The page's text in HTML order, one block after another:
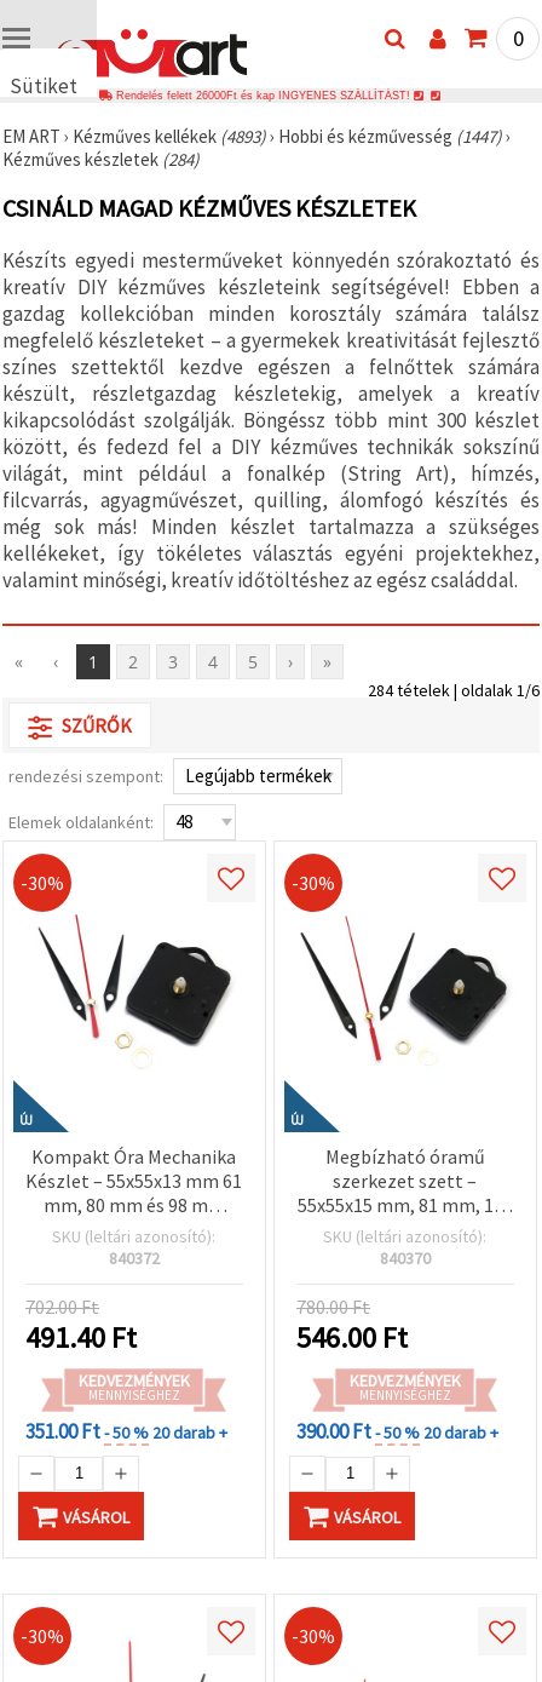
Sütiket
🍪 Cookie-
kat és
technológiákat
használunk
érdekében,
hogy
biztosítsuk
a weboldal
megfelelő
működését,
javítsuk az
Ön
felhasználói
élményét,
és az Ön
hozzájárulásával
elemezzük
a
forgalmat,
valamint
relevánsabb
tartalmat
hirdetéseket
jelenítsünk
meg,
marketingpartnereink
segítségével
elfogadása"
gombra
kattintva
elfogadhatja
az összes
sütit, vagy
Beállításokban
megadhatja
preferenciáit
kiválasztásával
"Mentés"
gombra
kattintva.
Fogadja
el
mindet
Beállítások
0
Rendelés felett 26000Ft és kap INGYENES SZÁLLÍTÁST!
EM ART › Kézműves kellékek (4893)› Hobbi és kézművesség (1447)›
Kézműves készletek (284)
CSINÁLD MAGAD KÉZMŰVES KÉSZLETEK
Készíts egyedi mesterműveket könnyedén szórakoztató és
kreatív DIY kézműves készleteink segítségével! Ebben a
gazdag kollekcióban minden korosztály számára találsz
megfelelő készleteket – a gyermekek kreativitását fejlesztő
színes szettektől kezdve egészen a felnőttek számára
készült, részletgazdag készletekig, amelyek a kreatív
kikapcsolódást szolgálják. Böngéssz több mint 300 készlet
között, és fedezd fel a DIY kézműves technikák sokszínű
világát, mint például a fonalkép (String Art), hímzés,
filcvarrás, agyagművészet, quilling, álomfogó készítés és
még sok más! Minden készlet tartalmazza a szükséges
kellékeket, így tökéletes választás egyéni projektekhez,
valamint minőségi, kreatív időtöltéshez az egész családdal.
« ‹ 1 2 3 4 5 › »
284 tételek | oldalak 1/6
SZŰRŐK
rendezési szempont:
Elemek oldalanként:
-30%
ÚJ
Kompakt Óra Mechanika
Készlet – 55x55x13 mm 61
mm, 80 mm és 98 mm
Mutatókkal, AA 1.5 V
Elemmeghajtású
SKU (leltári azonosító):
840372
702.00 Ft
491.40 Ft
KEDVEZMÉNYEK
MENNYISÉGHEZ
351.00 Ft- 50 % 20 darab +
VÁSÁROL
-30%
ÚJ
Megbízható óramű
szerkezet szett –
55x55x15 mm, 81 mm, 104
mm és 130 mm
mutatókkal, AA 1,5 V
SKU (leltári azonosító):
840370
780.00 Ft
546.00 Ft
KEDVEZMÉNYEK
MENNYISÉGHEZ
390.00 Ft- 50 % 20 darab +
VÁSÁROL
-30% -30%